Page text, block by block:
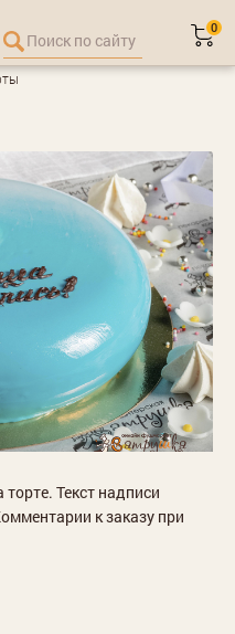
0
Текст надписи
к заказу при